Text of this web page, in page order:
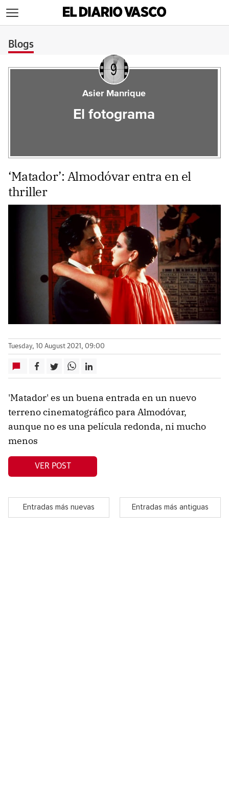
Blogs
Asier Manrique
El fotograma
‘Matador’: Almodóvar entra en el
thriller
Tuesday, 10 August 2021, 09:00
'Matador' es un buena entrada en un nuevo
terreno cinematográfico para Almodóvar,
aunque no es una película redonda, ni mucho
menos
VER POST
Entradas más nuevas Entradas más antiguas